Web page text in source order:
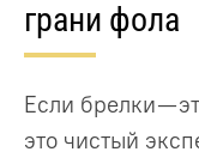
грани фола
Если брелки —
это чистый